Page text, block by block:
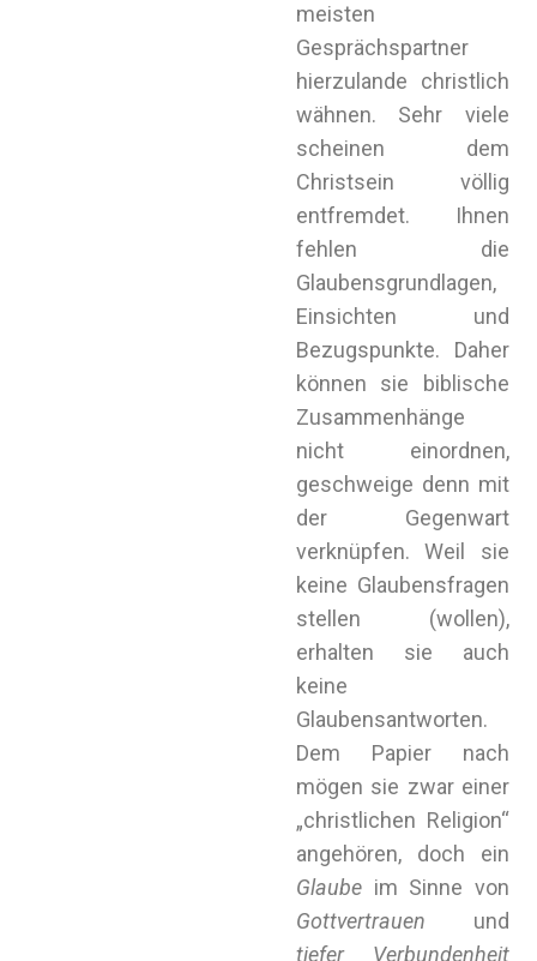
meisten
Gesprächspartner
hierzulande christlich
wähnen. Sehr viele
scheinen dem
Christsein völlig
entfremdet. Ihnen
fehlen die
Glaubensgrundlagen,
Einsichten und
Bezugspunkte. Daher
können sie biblische
Zusammenhänge
nicht einordnen,
geschweige denn mit
der Gegenwart
verknüpfen. Weil sie
keine Glaubensfragen
stellen (wollen),
erhalten sie auch
keine
Glaubensantworten.
Dem Papier nach
mögen sie zwar einer
„christlichen Religion“
angehören, doch ein
Glaube im Sinne von
Gottvertrauen und
tiefer Verbundenheit